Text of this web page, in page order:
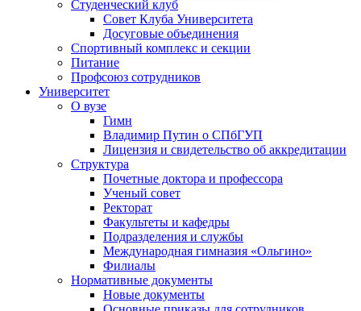
Студенческий клуб
Совет Клуба Университета
Досуговые объединения
Спортивный комплекс и секции
Питание
Профсоюз сотрудников
Университет
О вузе
Гимн
Владимир Путин о СПбГУП
Лицензия и свидетельство об аккредитации
Структура
Почетные доктора и профессора
Ученый совет
Ректорат
Факультеты и кафедры
Подразделения и службы
Международная гимназия «Ольгино»
Филиалы
Нормативные документы
Новые документы